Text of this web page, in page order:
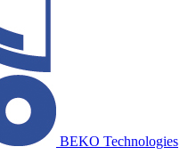
BEKO Technologies